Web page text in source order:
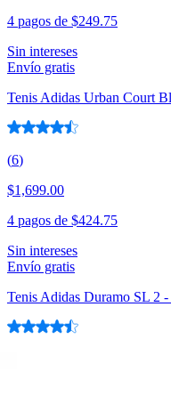
4 pagos de $249.75
Sin intereses
Envío gratis
Tenis Adidas Urban Court
(6)
$1,699.00
4 pagos de $424.75
Sin intereses
Envío gratis
Tenis Adidas Duramo SL 2